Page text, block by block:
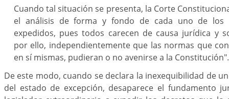
Cuando tal situación se presenta, la Corte
el análisis de forma y fondo de cada uno de los
expedidos, pues todos carecen de causa jurídica y
por ello, independientemente que las normas que
en sí mismas, pudieran o no avenirse a la Constitución".
De este modo, cuando se declara la inexequibilidad de
del estado de excepción, desaparece el fundamento